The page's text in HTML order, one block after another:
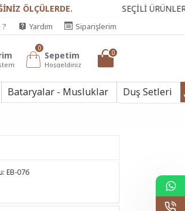
SEÇİLİ ÜRÜNLERDE
Yardım Siparişlerim
Sepetim
Hoşgeldiniz
0
0
Bataryalar - Musluklar Duş Setleri
EB-076